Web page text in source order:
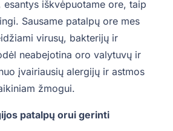
iškvėpuotame ore, taip
Sausame patalpų ore mes
virusų, bakterijų ir
neabejotina oro valytuvų ir
įvairiausių alergijų ir astmos
žmogui.
patalpų orui gerinti